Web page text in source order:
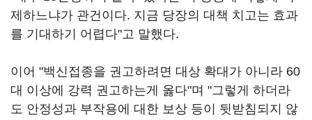
제하느냐가 관건이다. 지금 당장의 대책 치고는 효과
를 기대하기 어렵다"고 말했다.
이어 "백신접종을 권고하려면 대상 확대가 아니라 60
대 이상에 강력 권고하는게 옳다"며 "그렇게 하더라
도 안정성과 부작용에 대한 보상 등이 뒷받침되지 않